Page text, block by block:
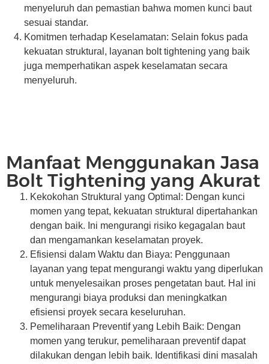
menyeluruh dan pemastian bahwa momen kunci baut
sesuai standar.
Komitmen terhadap Keselamatan: Selain fokus pada
kekuatan struktural, layanan bolt tightening yang baik
juga memperhatikan aspek keselamatan secara
menyeluruh.
Manfaat Menggunakan Jasa
Bolt Tightening yang Akurat
Kekokohan Struktural yang Optimal: Dengan kunci
momen yang tepat, kekuatan struktural dipertahankan
dengan baik. Ini mengurangi risiko kegagalan baut
dan mengamankan keselamatan proyek.
Efisiensi dalam Waktu dan Biaya: Penggunaan
layanan yang tepat mengurangi waktu yang diperlukan
untuk menyelesaikan proses pengetatan baut. Hal ini
mengurangi biaya produksi dan meningkatkan
efisiensi proyek secara keseluruhan.
Pemeliharaan Preventif yang Lebih Baik: Dengan
momen yang terukur, pemeliharaan preventif dapat
dilakukan dengan lebih baik. Identifikasi dini masalah